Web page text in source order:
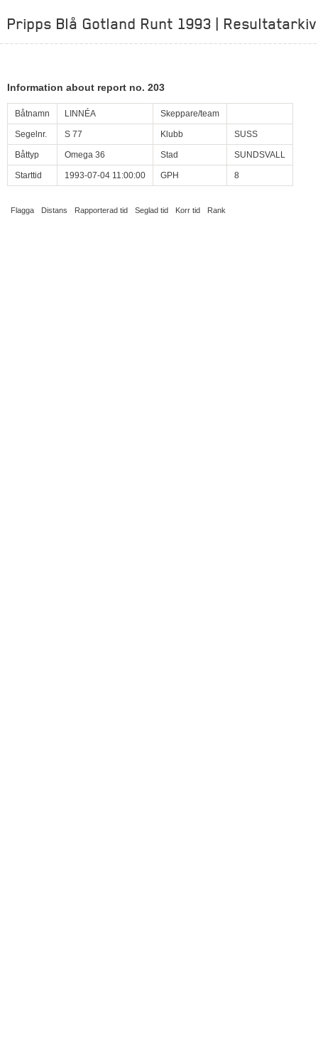
Pripps Blå Gotland Runt 1993 | Resultatarkiv
Information about report no. 203
Båtnamn LINNÉA Skeppare/team
Segelnr. S 77 Klubb SUSS
Båttyp Omega 36 Stad SUNDSVALL
Starttid 1993-07-04 11:00:00 GPH 8
Flagga Distans Rapporterad tid Seglad tid Korr tid Rank